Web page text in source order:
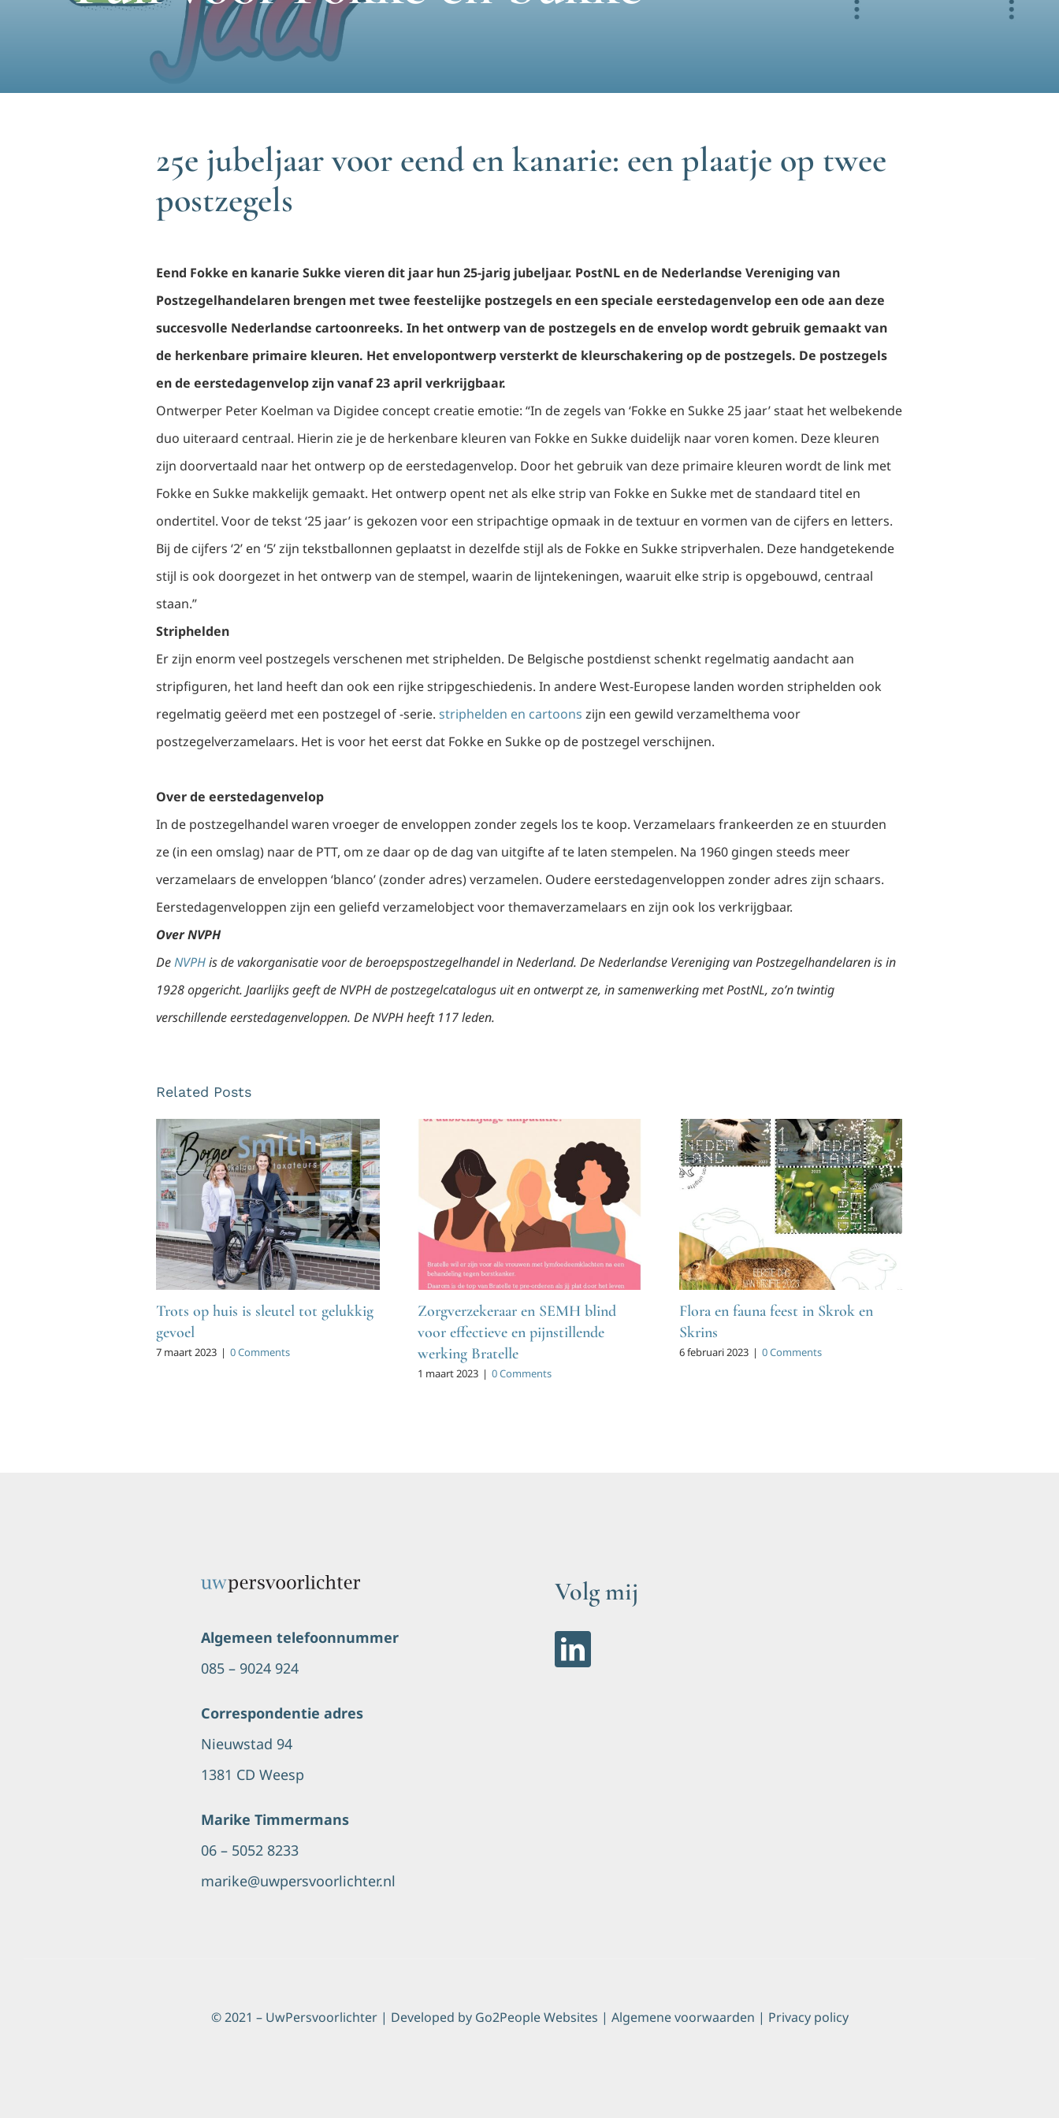
25e jubeljaar voor eend en kanarie: een plaatje op twee
postzegels
Eend Fokke en kanarie Sukke vieren dit jaar hun 25-jarig jubeljaar. PostNL en de Nederlandse Vereniging van
Postzegelhandelaren brengen met twee feestelijke postzegels en een speciale eerstedagenvelop een ode aan deze
succesvolle Nederlandse cartoonreeks. In het ontwerp van de postzegels en de envelop wordt gebruik gemaakt van
de herkenbare primaire kleuren. Het envelopontwerp versterkt de kleurschakering op de postzegels. De postzegels
en de eerstedagenvelop zijn vanaf 23 april verkrijgbaar.
Ontwerper Peter Koelman va Digidee concept creatie emotie: “In de zegels van ‘Fokke en Sukke 25 jaar’ staat het welbekende
duo uiteraard centraal. Hierin zie je de herkenbare kleuren van Fokke en Sukke duidelijk naar voren komen. Deze kleuren
zijn doorvertaald naar het ontwerp op de eerstedagenvelop. Door het gebruik van deze primaire kleuren wordt de link met
Fokke en Sukke makkelijk gemaakt. Het ontwerp opent net als elke strip van Fokke en Sukke met de standaard titel en
ondertitel. Voor de tekst ‘25 jaar’ is gekozen voor een stripachtige opmaak in de textuur en vormen van de cijfers en letters.
Bij de cijfers ‘2’ en ‘5’ zijn tekstballonnen geplaatst in dezelfde stijl als de Fokke en Sukke stripverhalen. Deze handgetekende
stijl is ook doorgezet in het ontwerp van de stempel, waarin de lijntekeningen, waaruit elke strip is opgebouwd, centraal
staan.”
Striphelden
Er zijn enorm veel postzegels verschenen met striphelden. De Belgische postdienst schenkt regelmatig aandacht aan
stripfiguren, het land heeft dan ook een rijke stripgeschiedenis. In andere West-Europese landen worden striphelden ook
regelmatig geëerd met een postzegel of -serie.striphelden en cartoons zijn een gewild verzamelthema voor
postzegelverzamelaars. Het is voor het eerst dat Fokke en Sukke op de postzegel verschijnen.
Over de eerstedagenvelop
In de postzegelhandel waren vroeger de enveloppen zonder zegels los te koop. Verzamelaars frankeerden ze en stuurden
ze (in een omslag) naar de PTT, om ze daar op de dag van uitgifte af te laten stempelen. Na 1960 gingen steeds meer
verzamelaars de enveloppen ‘blanco’ (zonder adres) verzamelen. Oudere eerstedagenveloppen zonder adres zijn schaars.
Eerstedagenveloppen zijn een geliefd verzamelobject voor themaverzamelaars en zijn ook los verkrijgbaar.
Over NVPH
DeNVPHis de vakorganisatie voor de beroepspostzegelhandel in Nederland. De Nederlandse Vereniging van Postzegelhandelaren is in
1928 opgericht. Jaarlijks geeft de NVPH de postzegelcatalogus uit en ontwerpt ze, in samenwerking met PostNL, zo’n twintig
verschillende eerstedagenveloppen. De NVPH heeft 117 leden.
Related Posts
Trots op huis is sleutel tot gelukkig
gevoel
7 maart 2023 | 0 Comments
Zorgverzekeraar en SEMH blind
voor effectieve en pijnstillende
werking Bratelle
1 maart 2023 | 0 Comments
Flora en fauna feest in Skrok en
Skrins
6 februari 2023 | 0 Comments
Algemeen telefoonnummer
085 – 9024 924
Correspondentie adres
Nieuwstad 94
1381 CD Weesp
Marike Timmermans
06 – 5052 8233
marike@uwpersvoorlichter.nl
Volg mij
© 2021 – UwPersvoorlichter | Developed by Go2People Websites | Algemene voorwaarden | Privacy policy